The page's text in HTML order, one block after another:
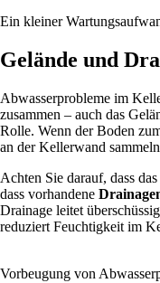
Ein kleiner
Gelände und
Abwasserprobleme im
zusammen – auch das
Rolle. Wenn der Boden
an der Kellerwand
Achten Sie darauf, dass
dass vorhandene
Drainage leitet
reduziert Feuchtigkeit im
Vorbeugung von